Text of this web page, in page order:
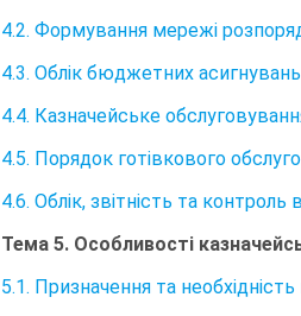
4.2. Формування мережі
4.3. Облік бюджетних
4.4. Казначейське
4.5. Порядок готівкового
4.6. Облік, звітність та
Тема 5. Особливості
5.1. Призначення та